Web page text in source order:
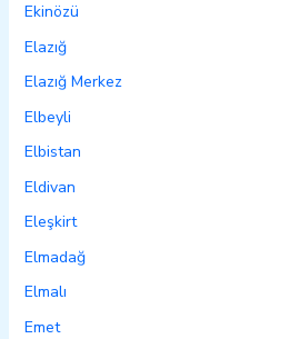
Ekinözü
Elazığ
Elazığ Merkez
Elbeyli
Elbistan
Eldivan
Eleşkirt
Elmadağ
Elmalı
Emet